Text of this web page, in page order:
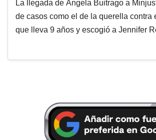
La llegada de Ángela Buitrago a
de casos como el de la querella contra
que lleva 9 años y escogió a Jennifer